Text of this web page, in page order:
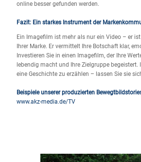
online besser gefunden werden.
Fazit: Ein starkes Instrument der
Ein Imagefilm ist mehr als nur ein Video – er
Ihrer Marke. Er vermittelt Ihre Botschaft klar,
Investieren Sie in einen Imagefilm, der Ihre
lebendig macht und Ihre Zielgruppe begeistert.
eine Geschichte zu erzählen – lassen Sie sie
Beispiele unserer produzierten
www.akz-media.de/TV